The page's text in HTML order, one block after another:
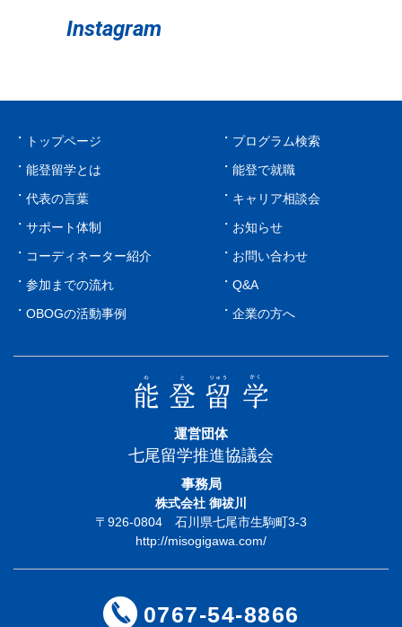
Instagram
トップページ
能登留学とは
代表の言葉
サポート体制
コーディネーター紹介
参加までの流れ
OBOGの活動事例
プログラム検索
能登で就職
キャリア相談会
お知らせ
お問い合わせ
Q&A
企業の方へ
運営団体
七尾留学推進協議会
事務局
株式会社 御祓川
〒926-0804 石川県七尾市生駒町3-3
http://misogigawa.com/
0767-54-8866